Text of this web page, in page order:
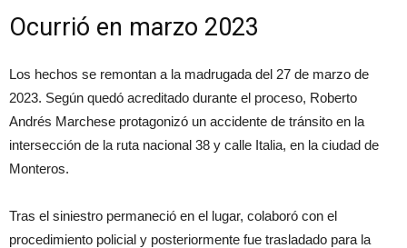
Ocurrió en marzo 2023
Los hechos se remontan a la madrugada del 27 de marzo de
2023. Según quedó acreditado durante el proceso, Roberto
Andrés Marchese protagonizó un accidente de tránsito en la
intersección de la ruta nacional 38 y calle Italia, en la ciudad de
Monteros.
Tras el siniestro permaneció en el lugar, colaboró con el
procedimiento policial y posteriormente fue trasladado para la